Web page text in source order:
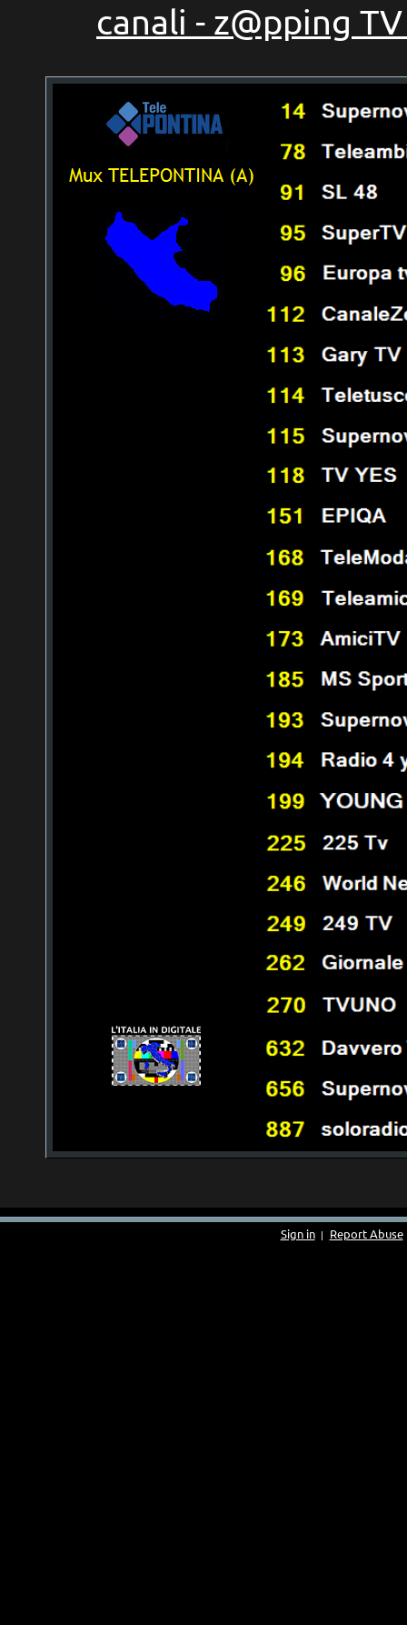
canali - z@pping
Sign in | Report Abuse